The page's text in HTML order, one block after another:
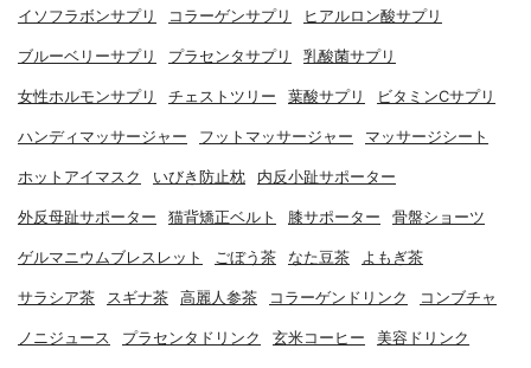
イソフラボンサプリ コラーゲンサプリ ヒアルロン酸サプリ
ブルーベリーサプリ プラセンタサプリ 乳酸菌サプリ
女性ホルモンサプリ チェストツリー 葉酸サプリ ビタミンCサプリ
ハンディマッサージャー フットマッサージャー マッサージシート
ホットアイマスク いびき防止枕 内反小趾サポーター
外反母趾サポーター 猫背矯正ベルト 膝サポーター 骨盤ショーツ
ゲルマニウムブレスレット ごぼう茶 なた豆茶 よもぎ茶
サラシア茶 スギナ茶 高麗人参茶 コラーゲンドリンク コンブチャ
ノニジュース プラセンタドリンク 玄米コーヒー 美容ドリンク